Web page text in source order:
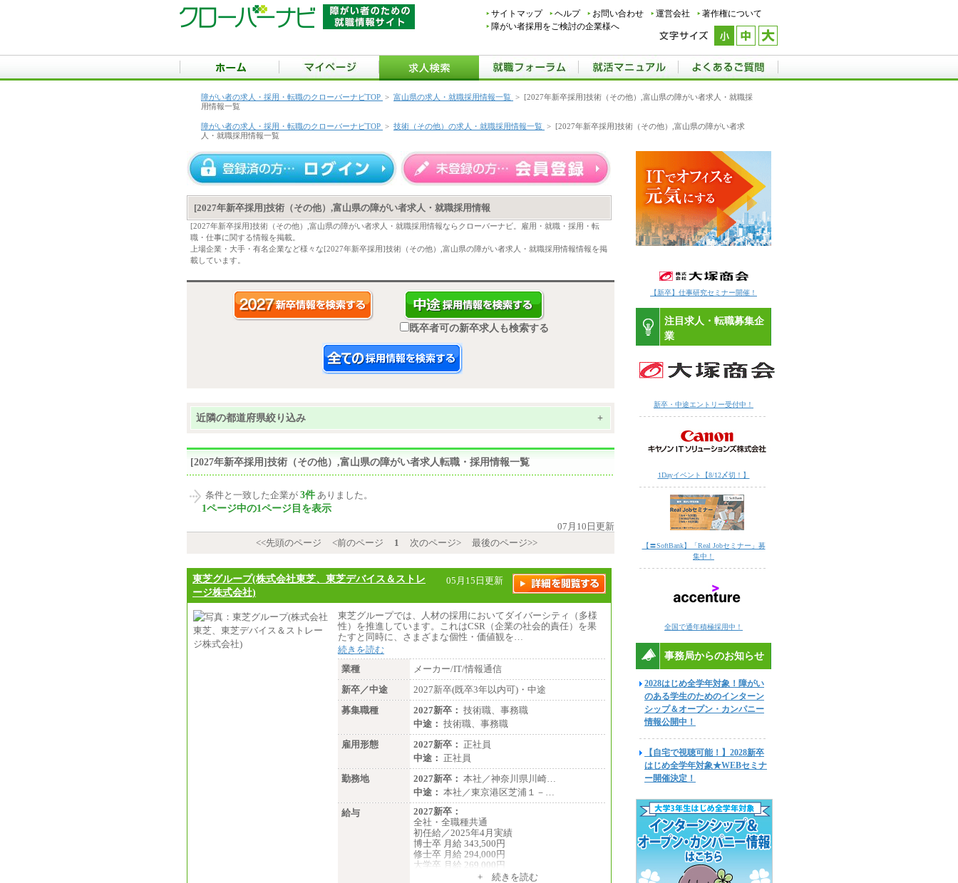
サイトマップ ヘルプ お問い合わせ 運営会社
著作権について
障がい者採用をご検討の企業様へ
障がい者の求人・採用・転職のクローバーナビTOP > 富山県の求人・就職採用情報一覧 > [2027年新卒採用]技術（その他）,富山県の障がい者求人・就職採
用情報一覧
障がい者の求人・採用・転職のクローバーナビTOP > 技術（その他）の求人・就職採用情報一覧 > [2027年新卒採用]技術（その他）,富山県の障がい者求
人・就職採用情報一覧
[2027年新卒採用]技術（その他）,富山県の障がい者求人・就職採用情報
[2027年新卒採用]技術（その他）,富山県の障がい者求人・就職採用情報ならクローバーナビ。雇用・就職・採用・転
職・仕事に関する情報を掲載。
上場企業・大手・有名企業など様々な[2027年新卒採用]技術（その他）,富山県の障がい者求人・就職採用情報情報を掲
載しています。
既卒者可の新卒求人も検索する
近隣の都道府県絞り込み +
[2027年新卒採用]技術（その他）,富山県の障がい者求人転職・採用情報一覧
条件と一致した企業が 3件 ありました。
1ページ中の1ページ目を表示
07月10日更新
<<先頭のページ
<前のページ 1 次のページ> 最後のページ>>
東芝グループ(株式会社東芝、東芝デバイス＆ストレ
ージ株式会社)
05月15日更新
東芝グループでは、人材の採用においてダイバーシティ（多様
性）を推進しています。これはCSR（企業の社会的責任）を果
たすと同時に、さまざまな個性・価値観を…
続きを読む
業種
メーカー/IT/情報通信
新卒／中途
2027新卒(既卒3年以内可)・中途
募集職種
2027新卒： 技術職、事務職
中途： 技術職、事務職
雇用形態
2027新卒： 正社員
中途： 正社員
勤務地
2027新卒： 本社／神奈川県川崎…
中途： 本社／東京港区芝浦１－…
給与
2027新卒：
全社・全職種共通
初任給／2025年4月実績
博士卒 月給 343,500円
修士卒 月給 294,000円
大学卒 月給 269,000円
※試用期間の給与に変更はございません
+ 続きを読む
【新卒】仕事研究セミナー開催！
注目求人・転職募集企
業
新卒・中途エントリー受付中！
1Dayイベント【8/12〆切！】
【〓SoftBank】「Real Jobセミナー」募
集中！
全国で通年積極採用中！
事務局からのお知らせ
2028はじめ全学年対象！障がい
のある学生のためのインターン
シップ＆オープン・カンパニー
情報公開中！
【自宅で視聴可能！】2028新卒
はじめ全学年対象★WEBセミナ
ー開催決定！